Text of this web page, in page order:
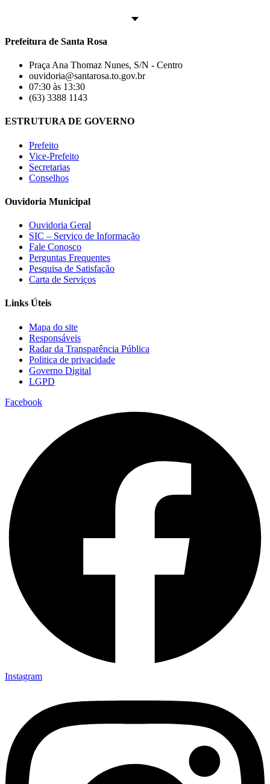
Prefeitura de Santa Rosa
Praça Ana Thomaz Nunes, S/N - Centro
ouvidoria@santarosa.to.gov.br
07:30 às 13:30
(63) 3388 1143
ESTRUTURA DE GOVERNO
Prefeito
Vice-Prefeito
Secretarias
Conselhos
Ouvidoria Municipal
Ouvidoria Geral
SIC – Serviço de Informação
Fale Conosco
Perguntas Frequentes
Pesquisa de Satisfação
Carta de Serviços
Links Úteis
Mapa do site
Responsáveis
Radar da Transparência Pública
Politica de privacidade
Governo Digital
LGPD
Facebook
Instagram